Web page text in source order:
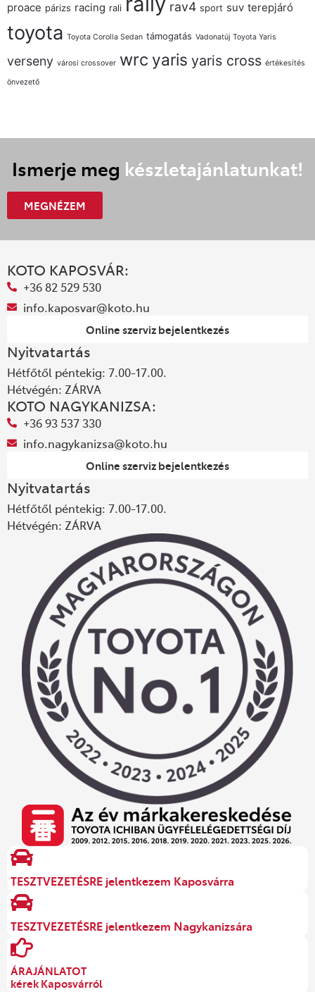
proace párizs racing rali rav4 sport suv terepjáró
toyota Toyota Corolla Sedan támogatás Vadonatúj Toyota Yaris
verseny városi crossover wrc yaris yaris cross értékesítés
önvezető
Ismerje meg készletajánlatunkat!
MEGNÉZEM
KOTO KAPOSVÁR:
+36 82 529 530
info.kaposvar@koto.hu
Online szerviz bejelentkezés
Nyitvatartás
Hétfőtől péntekig: 7.00-17.00.
Hétvégén: ZÁRVA
KOTO NAGYKANIZSA:
+36 93 537 330
info.nagykanizsa@koto.hu
Online szerviz bejelentkezés
Nyitvatartás
Hétfőtől péntekig: 7.00-17.00.
Hétvégén: ZÁRVA
TESZTVEZETÉSRE jelentkezem Kaposvárra
TESZTVEZETÉSRE jelentkezem Nagykanizsára
ÁRAJÁNLATOT
kérek Kaposvárról